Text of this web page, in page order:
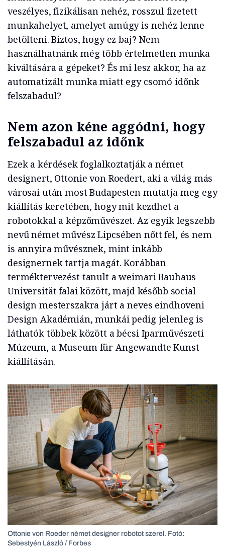
veszélyes, fizikálisan nehéz, rosszul fizetett
munkahelyet, amelyet amúgy is nehéz lenne
betölteni. Biztos, hogy ez baj? Nem
használhatnánk még több értelmetlen munka
kiváltására a gépeket? És mi lesz akkor, ha az
automatizált munka miatt egy csomó időnk
felszabadul?
Nem azon kéne aggódni, hogy
felszabadul az időnk
Ezek a kérdések foglalkoztatják a német
designert, Ottonie von Roedert, aki a világ más
városai után most Budapesten mutatja meg egy
kiállítás keretében, hogy mit kezdhet a
robotokkal a képzőművészet. Az egyik legszebb
nevű német művész Lipcsében nőtt fel, és nem
is annyira művésznek, mint inkább
designernek tartja magát. Korábban
terméktervezést tanult a weimari Bauhaus
Universität falai között, majd később social
design mesterszakra járt a neves eindhoveni
Design Akadémián, munkái pedig jelenleg is
láthatók többek között a bécsi Iparművészeti
Múzeum, a Museum für Angewandte Kunst
kiállításán.
Ottonie von Roeder német designer robotot szerel. Fotó:
Sebestyén László / Forbes